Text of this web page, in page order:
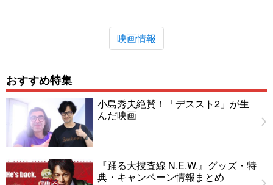
映画情報
おすすめ特集
小島秀夫絶賛！「デススト2」が生
んだ映画
『踊る大捜査線 N.E.W.』グッズ・特
典・キャンペーン情報まとめ